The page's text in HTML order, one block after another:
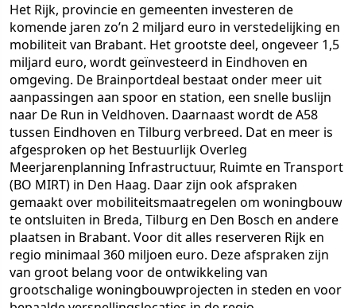
Het Rijk, provincie en gemeenten investeren de
komende jaren zo’n 2 miljard euro in verstedelijking en
mobiliteit van Brabant. Het grootste deel, ongeveer 1,5
miljard euro, wordt geïnvesteerd in Eindhoven en
omgeving. De Brainportdeal bestaat onder meer uit
aanpassingen aan spoor en station, een snelle buslijn
naar De Run in Veldhoven. Daarnaast wordt de A58
tussen Eindhoven en Tilburg verbreed. Dat en meer is
afgesproken op het Bestuurlijk Overleg
Meerjarenplanning Infrastructuur, Ruimte en Transport
(BO MIRT) in Den Haag. Daar zijn ook afspraken
gemaakt over mobiliteitsmaatregelen om woningbouw
te ontsluiten in Breda, Tilburg en Den Bosch en andere
plaatsen in Brabant. Voor dit alles reserveren Rijk en
regio minimaal 360 miljoen euro. Deze afspraken zijn
van groot belang voor de ontwikkeling van
grootschalige woningbouwprojecten in steden en voor